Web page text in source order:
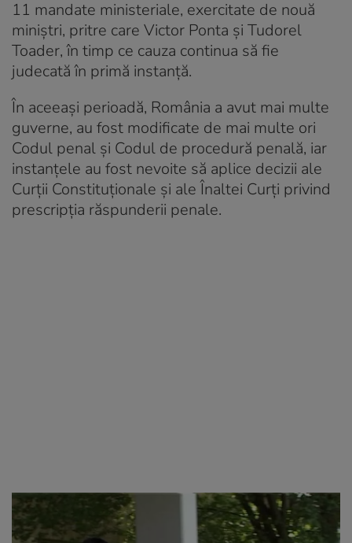
11 mandate ministeriale, exercitate de nouă
miniștri, pritre care Victor Ponta și Tudorel
Toader, în timp ce cauza continua să fie
judecată în primă instanță.
În aceeași perioadă, România a avut mai multe
guverne, au fost modificate de mai multe ori
Codul penal și Codul de procedură penală, iar
instanțele au fost nevoite să aplice decizii ale
Curții Constituționale și ale Înaltei Curți privind
prescripția răspunderii penale.